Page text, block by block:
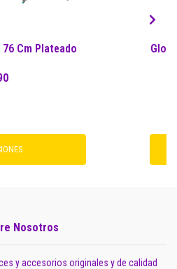
Cm Plateado
Nosotros
y accesorios originales y de calidad